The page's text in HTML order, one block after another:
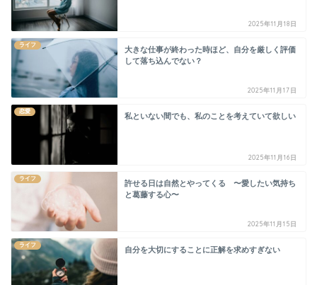
2025年11月18日
ライフ
大きな仕事が終わった時ほど、自分を厳しく評価
して落ち込んでない？
2025年11月17日
恋愛
私といない間でも、私のことを考えていて欲しい
2025年11月16日
ライフ
許せる日は自然とやってくる 〜愛したい気持ち
と葛藤する心〜
2025年11月15日
ライフ
自分を大切にすることに正解を求めすぎない